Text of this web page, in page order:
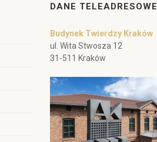
DANE TELEADRESOWE
Budynek Twierdzy Kraków
ul. Wita Stwosza 12
31-511 Kraków